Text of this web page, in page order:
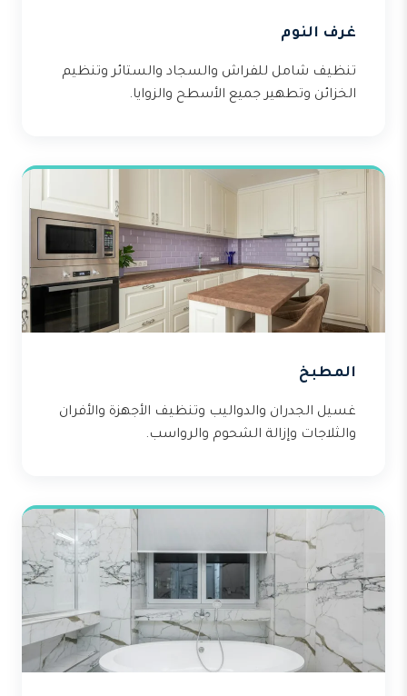
غرف النوم
تنظيف شامل للفراش والسجاد والستائر وتنظيم
الخزائن وتطهير جميع الأسطح والزوايا.
المطبخ
غسيل الجدران والدواليب وتنظيف الأجهزة والأفران
والثلاجات وإزالة الشحوم والرواسب.